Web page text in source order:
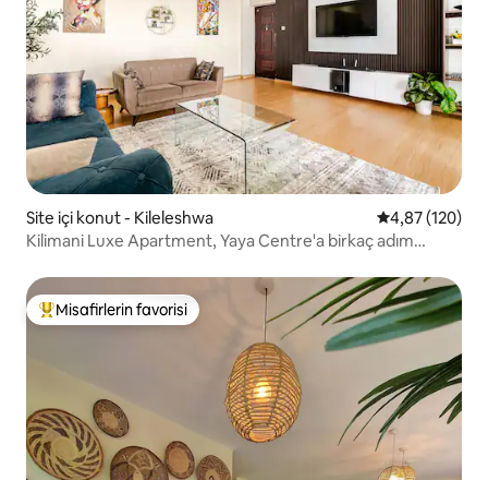
Site içi konut - Kileleshwa 5 üzerinden
4,87 (120)
Kilimani Luxe Apartment, Yaya Centre'a birkaç adım
Misafirlerin favorilerinden en beğenilenler arasında
Misafirlerin favorisi